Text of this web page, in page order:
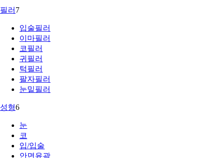
필러 7
입술필러
이마필러
코필러
귀필러
턱필러
팔자필러
눈밑필러
성형6
눈
코
입/입술
안면윤곽